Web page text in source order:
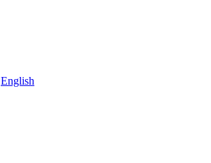
English